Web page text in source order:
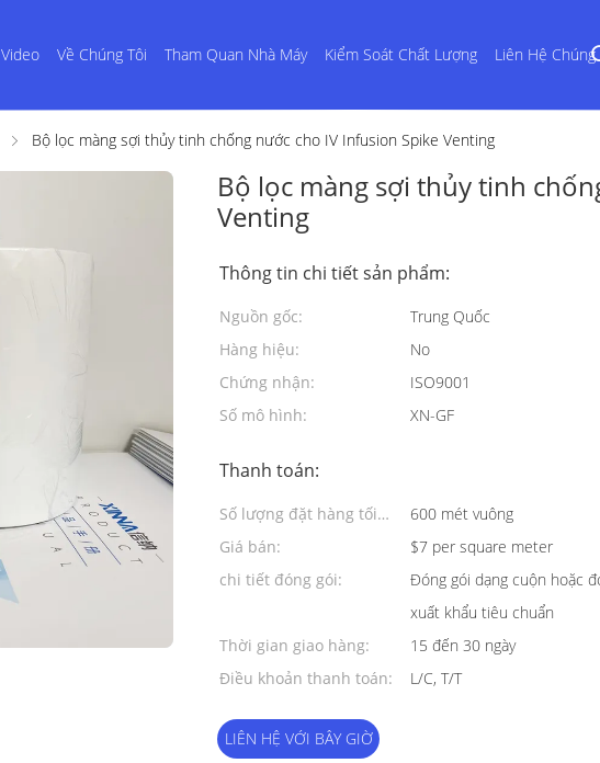
Video Về Chúng Tôi Tham Quan Nhà Máy Kiểm Soát Chất Lượng Liên Hệ Chúng
Bộ lọc màng sợi thủy tinh chống nước cho IV Infusion Spike Venting
Bộ lọc màng sợi thủy tinh
Venting
Thông tin chi tiết sản phẩm:
Nguồn gốc:
Trung Quốc
Hàng hiệu:
No
Chứng nhận:
ISO9001
Số mô hình:
XN-GF
Thanh toán:
Số lượng đặt hàng tối
thiểu:
600 mét vuông
Giá bán:
$7 per square meter
chi tiết đóng gói:
Đóng gói dạng cuộn hoặc
xuất khẩu tiêu chuẩn
Thời gian giao hàng:
15 đến 30 ngày
Điều khoản thanh toán:
L/C, T/T
LIÊN HỆ VỚI BÂY GIỜ